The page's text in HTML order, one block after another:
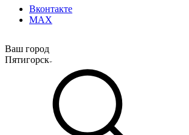
Вконтакте
MAX
Ваш город
Пятигорск